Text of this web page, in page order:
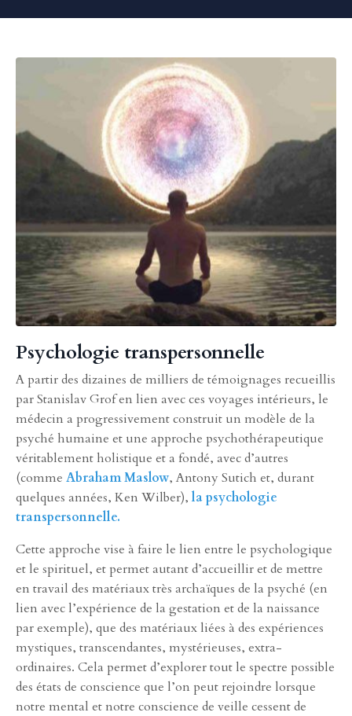
Psychologie transpersonnelle
A partir des dizaines de milliers de témoignages recueillis
par Stanislav Grof en lien avec ces voyages intérieurs, le
médecin a progressivement construit un modèle de la
psyché humaine et une approche psychothérapeutique
véritablement holistique et a fondé, avec d’autres
(comme Abraham Maslow, Antony Sutich et, durant
quelques années, Ken Wilber), la psychologie
transpersonnelle.
Cette approche vise à faire le lien entre le psychologique
et le spirituel, et permet autant d’accueillir et de mettre
en travail des matériaux très archaïques de la psyché (en
lien avec l’expérience de la gestation et de la naissance
par exemple), que des matériaux liées à des expériences
mystiques, transcendantes, mystérieuses, extra-
ordinaires. Cela permet d’explorer tout le spectre possible
des états de conscience que l’on peut rejoindre lorsque
notre mental et notre conscience de veille cessent de